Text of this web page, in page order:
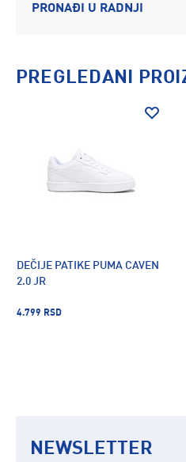
PRONAĐI U RADNJI
PREGLEDANI
DEČIJE PATIKE PUMA CAVEN
2.0 JR
4.799 RSD
NEWSLETTER